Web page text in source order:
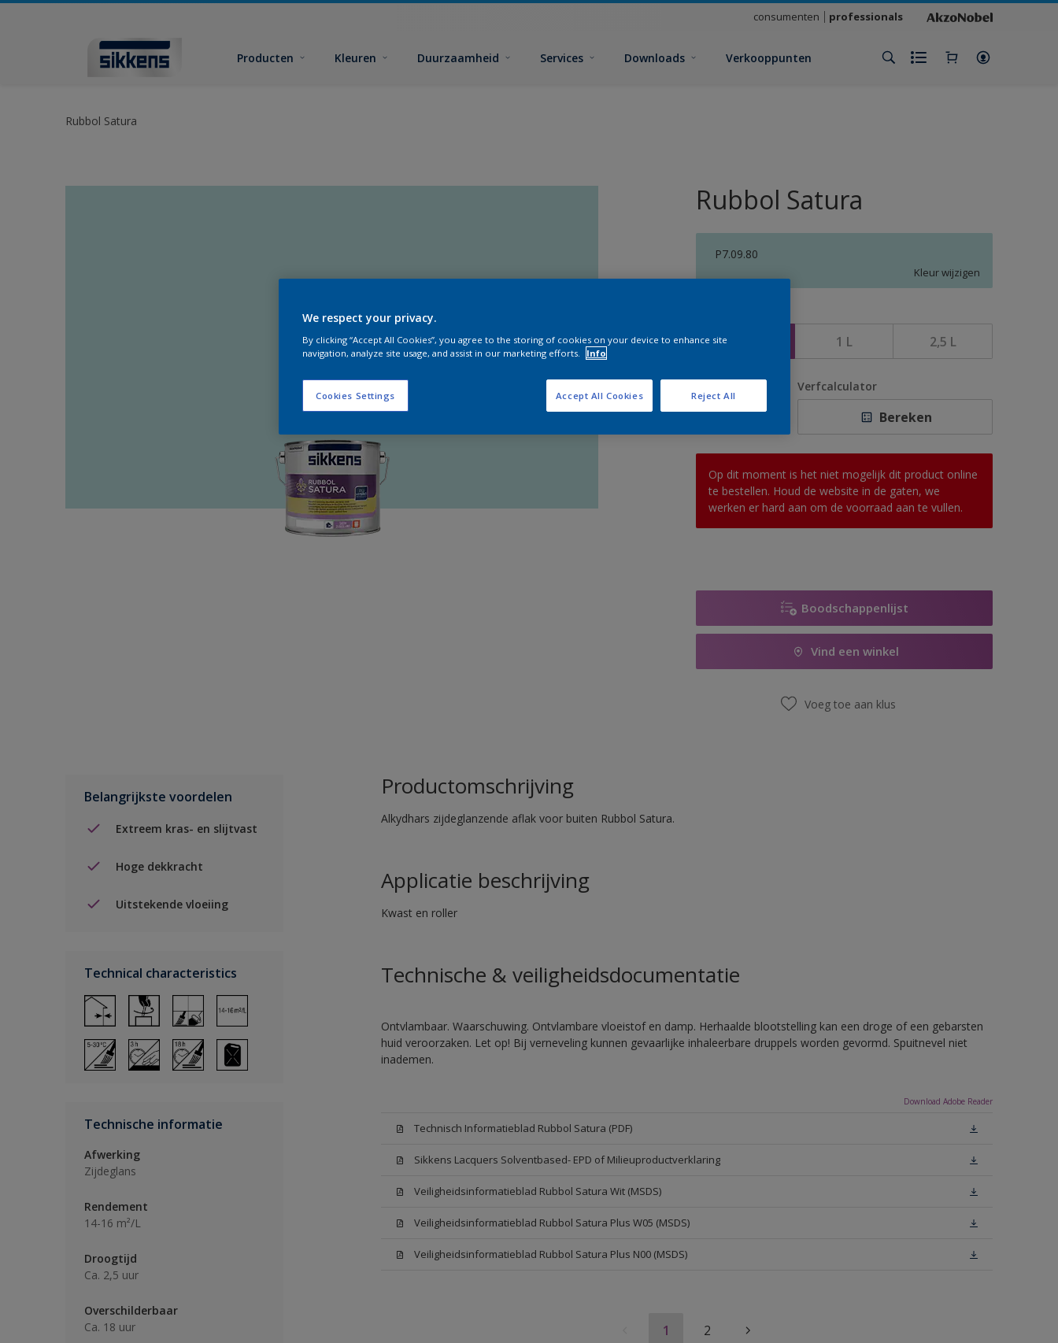
consumenten professionals
Producten Kleuren Duurzaamheid Services Downloads Verkooppunten
Rubbol Satura
Rubbol Satura
P7.09.80
Kleur wijzigen
500 ML 1 L 2,5 L
Verfcalculator
Bereken
Op dit moment is het niet mogelijk dit product online
te bestellen. Houd de website in de gaten, we
werken er hard aan om de voorraad aan te vullen.
Boodschappenlijst
Vind een winkel
Voeg toe aan klus
Belangrijkste voordelen
Extreem kras- en slijtvast
Hoge dekkracht
Uitstekende vloeiing
Technical characteristics
Technische informatie
Afwerking
Zijdeglans
Rendement
14-16 m²/L
Droogtijd
Ca. 2,5 uur
Overschilderbaar
Ca. 18 uur
Productomschrijving
Alkydhars zijdeglanzende aflak voor buiten Rubbol Satura.
Applicatie beschrijving
Kwast en roller
Technische & veiligheidsdocumentatie
Ontvlambaar. Waarschuwing. Ontvlambare vloeistof en damp. Herhaalde blootstelling kan een droge of een gebarsten
huid veroorzaken. Let op! Bij verneveling kunnen gevaarlijke inhaleerbare druppels worden gevormd. Spuitnevel niet
inademen.
Download Adobe Reader
Technisch Informatieblad Rubbol Satura (PDF)
Sikkens Lacquers Solventbased- EPD of Milieuproductverklaring
Veiligheidsinformatieblad Rubbol Satura Wit (MSDS)
Veiligheidsinformatieblad Rubbol Satura Plus W05 (MSDS)
Veiligheidsinformatieblad Rubbol Satura Plus N00 (MSDS)
1 2
We respect your privacy.
By clicking “Accept All Cookies”, you agree to the storing of cookies on your device to enhance site
navigation, analyze site usage, and assist in our marketing efforts.
Info
Cookies Settings Reject All
Accept All Cookies